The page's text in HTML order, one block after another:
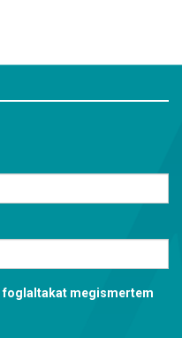
foglaltakat megismertem